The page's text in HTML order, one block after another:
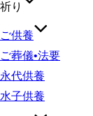
ン
ツ
へ
ス
キ
祈り
ご供養
ご葬儀•法要
永代供養
水子供養